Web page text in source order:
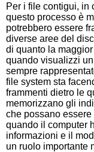
Per i file contigui, in
questo processo è
potrebbero essere
diverse aree del
di quanto la
quando visualizzi
sempre
file system sta
frammenti dietro le
memorizzano gli
che possano
quando il computer
informazioni e il
un ruolo importante